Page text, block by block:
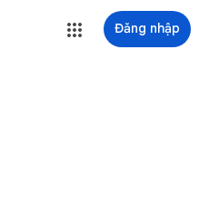
Đăng nhập